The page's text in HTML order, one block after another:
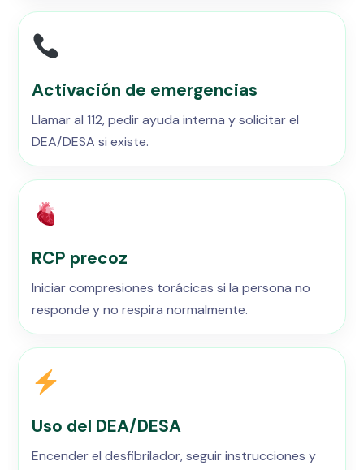
Activación de emergencias
Llamar al 112, pedir ayuda interna y solicitar el
DEA/DESA si existe.
RCP precoz
Iniciar compresiones torácicas si la persona no
responde y no respira normalmente.
Uso del DEA/DESA
Encender el desfibrilador, seguir instrucciones y